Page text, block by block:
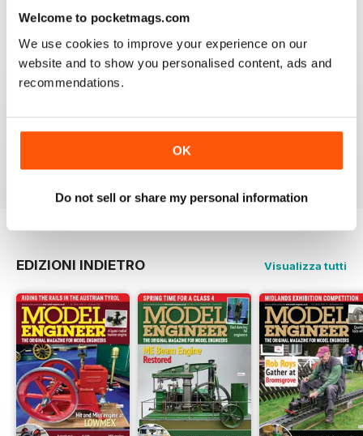
Welcome to pocketmags.com
We use cookies to improve your experience on our
website and to show you personalised content, ads and
recommendations.
OK
Do not sell or share my personal information
MODEL ENGINEER
to digital and all is well here in Sydney
thank you.
EDIZIONI INDIETRO Visualizza tutti